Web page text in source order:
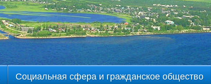
Социальная сфера и гражданское общество